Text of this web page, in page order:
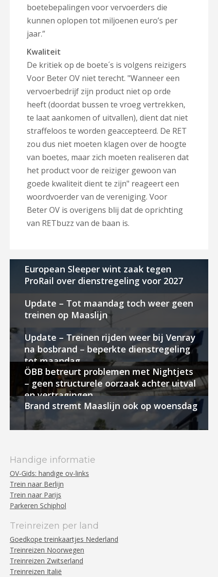
boetebepalingen voor vervoerders die
kunnen oplopen tot miljoenen euro’s per
jaar.”
Kwaliteit
De kritiek op de boete´s is volgens reizigers
Voor Beter OV niet terecht. "Wanneer een
vervoerbedrijf zijn product niet op orde
heeft (doordat bussen te vroeg vertrekken,
te laat aankomen of uitvallen), dient dat niet
straffeloos te worden geaccepteerd. De RET
zou dus niet moeten klagen over de hoogte
van boetes, maar zich moeten realiseren dat
het product voor de reiziger gewoon van
goede kwaliteit dient te zijn" reageert een
woordvoerder van de vereniging. Voor
Beter OV is overigens blij dat de oprichting
van RETbuzz van de baan is.
European Sleeper wint zaak tegen
ProRail over dienstregeling voor 2027
Update – Tot maandag toch weer geen
treinen op Maaslijn
Update – Treinen rijden weer bij Venray
na bosbrand – beperkte dienstregeling
tot maandag
ÖBB betreurt problemen met Nightjets
– geen structurele oorzaak achter uitval
en vertragingen
Brand stremt Maaslijn ook op woensdag
Handige informatie
OV-Gids: handige ov-links
Trein naar Berlijn
Trein naar Parijs
Parkeren Schiphol
Treinreizen per land
Goedkope treinkaartjes Nederland
Treinreizen Noorwegen
Treinreizen Zwitserland
Treinreizen Italië